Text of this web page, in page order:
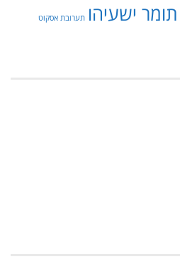
תומר ישעיהו תערובת אסקוט